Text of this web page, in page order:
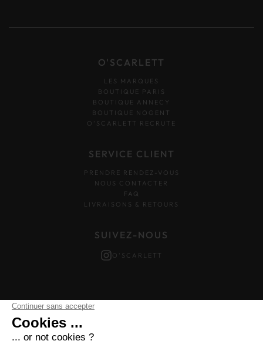
O'SCARLETT
LES MARQUES
BOUTIQUE PARIS
BOUTIQUE ANNECY
BOUTIQUE NOGENT
O’SCARLETT RECRUTE
SERVICE CLIENT
PRENDRE RENDEZ-VOUS
NOUS CONTACTER
FAQ
LIVRAISONS & RETOURS
SUIVEZ-NOUS
O'SCARLETT